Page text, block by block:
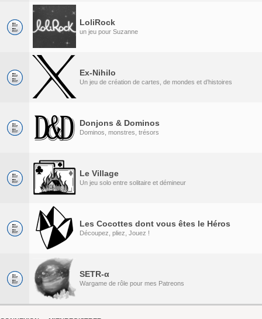
LoliRock
un jeu pour Suzanne
Ex-Nihilo
Un jeu de création de cartes, de mondes et d’histoires
Donjons & Dominos
Dominos, monstres, trésors
Le Village
Un jeu solo entre solitaire et démineur
Les Cocottes dont vous êtes le Héros
Découpez, pliez, Jouez !
SETR-α
Wargame de rôle pour mes Patreons